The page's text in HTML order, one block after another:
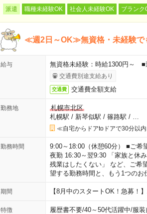
派遣 職種未経験OK 社会人未経験OK ブランク
≪週2日～OK≫無資格・未経験で
給与 無資格未経験：時給1300円～
交通費別途支給あり
交通費 交通費全額支給
勤務地
札幌市北区
札幌駅 / 新琴似駅 / 篠路駅 /
≪自宅からドアtoドアで30分以
勤務時間
9:00～18:00（休憩60分） ■ご希
夜勤 16:30～翌9:30 「家族と休
残業はしたくない」 など、ご希
望する勤務時間と、もう1つのお
期間 【8月中のスタートOK！急募！
特徴 履歴書不要/40～50代活躍中/服装